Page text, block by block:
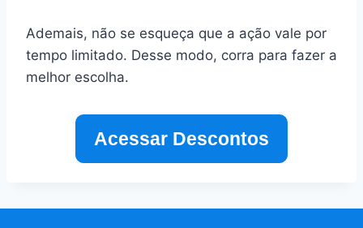
Ademais, não se esqueça que a ação vale por
tempo limitado. Desse modo, corra para fazer a
melhor escolha.
Acessar Descontos